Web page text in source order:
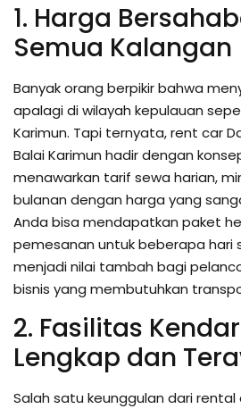
1. Harga
Semua Kalangan
Banyak orang berpikir bahwa
apalagi di wilayah kepulauan
Karimun. Tapi ternyata, rent car
Balai Karimun hadir dengan
menawarkan tarif sewa harian,
bulanan dengan harga yang
Anda bisa mendapatkan paket
pemesanan untuk beberapa hari
menjadi nilai tambah bagi
bisnis yang membutuhkan
2. Fasilitas
Lengkap dan
Salah satu keunggulan dari rental